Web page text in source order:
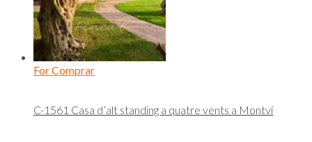
For Comprar
C-1561 Casa d’alt standing a quatre vents a Montví